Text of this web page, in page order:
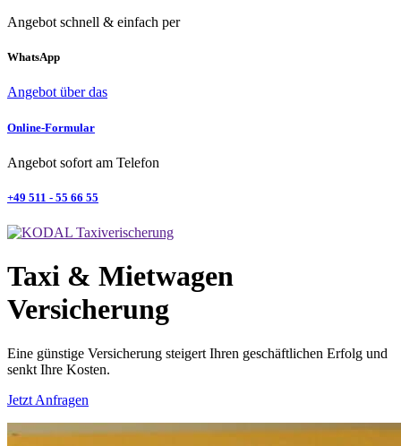
Angebot schnell & einfach per
WhatsApp
Angebot über das
Online-Formular
Angebot sofort am Telefon
+49 511 - 55 66 55
Taxi & Mietwagen
Versicherung
Eine günstige Versicherung steigert Ihren geschäftlichen Erfolg und
senkt Ihre Kosten.
Jetzt Anfragen